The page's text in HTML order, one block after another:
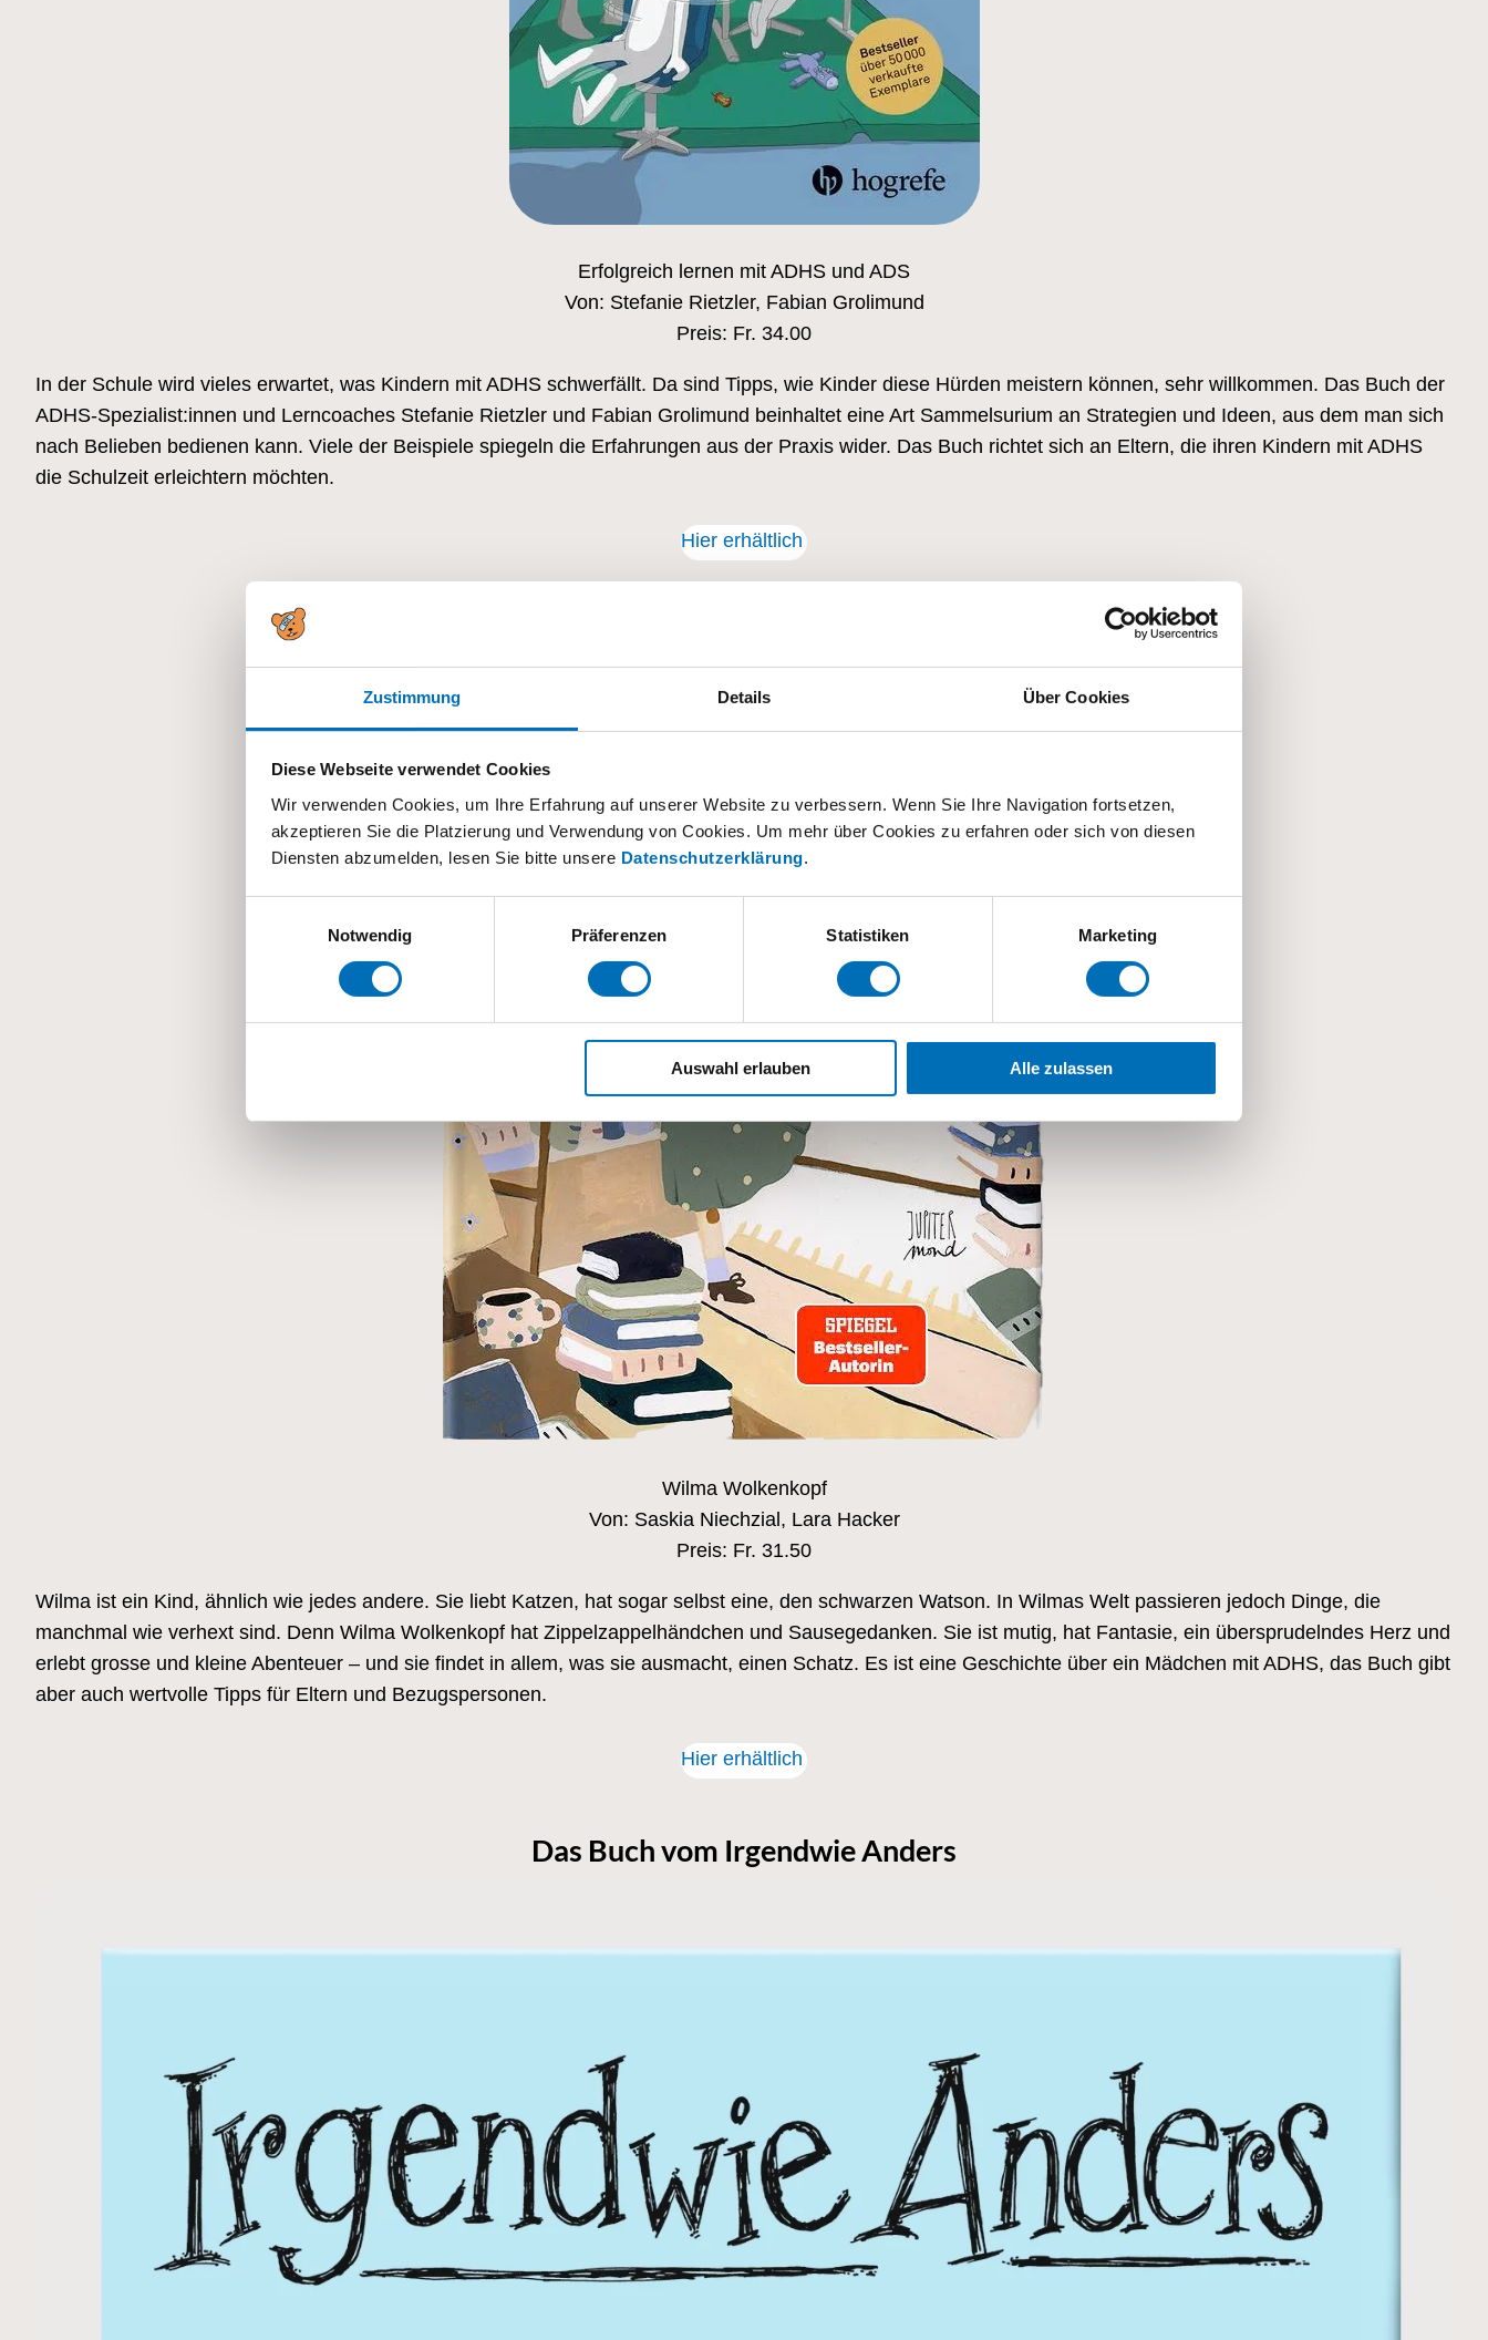
Zustimmung Details Über Cookies
Diese Webseite verwendet Cookies
Wir verwenden Cookies, um Ihre Erfahrung auf unserer Website zu verbessern. Wenn Sie Ihre Navigation fortsetzen,
akzeptieren Sie die Platzierung und Verwendung von Cookies. Um mehr über Cookies zu erfahren oder sich von diesen
Diensten abzumelden, lesen Sie bitte unsere Datenschutzerklärung.
Notwendig
Präferenzen Statistiken Marketing
Auswahl erlauben Alle zulassen
Erfolgreich lernen mit ADHS und ADS
Von: Stefanie Rietzler, Fabian Grolimund
Preis: Fr. 34.00
In der Schule wird vieles erwartet, was Kindern mit ADHS schwerfällt. Da sind Tipps, wie Kinder diese Hürden meistern können, sehr willkommen. Das Buch der
ADHS-Spezialist:innen und Lerncoaches Stefanie Rietzler und Fabian Grolimund beinhaltet eine Art Sammelsurium an Strategien und Ideen, aus dem man sich
nach Belieben bedienen kann. Viele der Beispiele spiegeln die Erfahrungen aus der Praxis wider. Das Buch richtet sich an Eltern, die ihren Kindern mit ADHS
die Schulzeit erleichtern möchten.
Hier erhältlich
Wilma Wolkenkopf
Von: Saskia Niechzial, Lara Hacker
Preis: Fr. 31.50
Wilma ist ein Kind, ähnlich wie jedes andere. Sie liebt Katzen, hat sogar selbst eine, den schwarzen Watson. In Wilmas Welt passieren jedoch Dinge, die
manchmal wie verhext sind. Denn Wilma Wolkenkopf hat Zippelzappelhändchen und Sausegedanken. Sie ist mutig, hat Fantasie, ein übersprudelndes Herz und
erlebt grosse und kleine Abenteuer – und sie findet in allem, was sie ausmacht, einen Schatz. Es ist eine Geschichte über ein Mädchen mit ADHS, das Buch gibt
aber auch wertvolle Tipps für Eltern und Bezugspersonen.
Hier erhältlich
Das Buch vom Irgendwie Anders